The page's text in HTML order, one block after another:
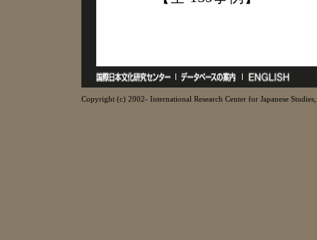
Copyright (c) 2002- International Research Center for Japanese